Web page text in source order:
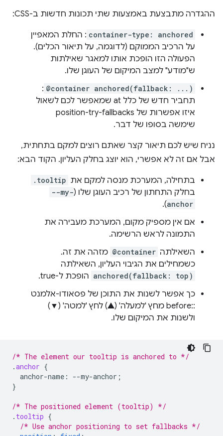
ההגדרה מתבצעת באמצעות שתי תכונות חדשות ב-CSS:
container-type: anchored : החלת המאפיין
על הרכיב הממוקם (לדוגמה, על תיאור הכלים).
הפעולה הזו הופכת אותו למאגר שאילתות
ש"מודע" למצב המיקום של העוגן שלו.
@container anchored(fallback: ...)
:
תחביר חדש של כלל at שמאפשר לכם לשאול
איזו אפשרות של position-try-fallbacks
שימשה בסופו של דבר.
נניח שיש לכם תיאור קצר שאתם רוצים למקם בתחתית,
אבל אם זה לא אפשרי, הוא יוצג בחלק העליון. הקוד הבא:
בתחילה, המערכת מנסה למקם את .tooltip
בחלק התחתון של רכיב העוגן שלו (--my-
anchor
).
אם אין מספיק מקום, המערכת מעבירה את
התמונה לראש הרשימה.
השאילתה @container מזהה את זה.
כשמחילים את הגיבוי העליון, השאילתה
anchored(fallback: top) הופכת ל-true.
כך אפשר לשנות את התוכן של פסאודו-אלמנט
::before מחץ 'למעלה' (▲) לחץ 'למטה' (▼)
ולשנות את המיקום שלו.
/* The element our tooltip is anchored to */
.anchor {
anchor-name : --my-anchor ;
}
/* The positioned element (tooltip) */
. tooltip {
/* Use anchor positioning to set fallbacks */